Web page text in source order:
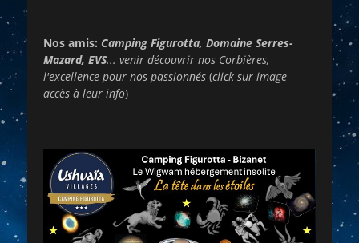
Nos amis: Camping Figurotta, Domaine Serres-
Mazard, EVS... venir découvrir nos Corbières,
l'excellence pour nos passionnés (click sur image
accès à leur info)